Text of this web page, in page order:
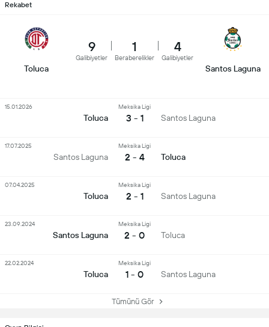
Rekabet
Toluca
9
Galibiyetler
1
Beraberelikler
4
Galibiyetler
Santos Laguna
Toluca
Meksika Ligi
3 - 1 Santos Laguna
15.01.2026
Santos Laguna
Meksika Ligi
2 - 4 Toluca
17.07.2025
Toluca
Meksika Ligi
2 - 1 Santos Laguna
07.04.2025
Santos Laguna
Meksika Ligi
2 - 0 Toluca
23.09.2024
Toluca
Meksika Ligi
1 - 0 Santos Laguna
22.02.2024
Tümünü Gör